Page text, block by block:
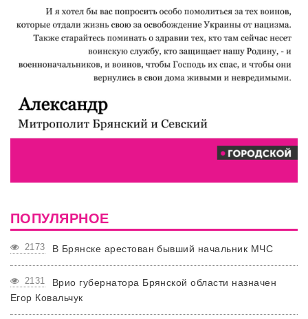
ПОПУЛЯРНОЕ
2173 В Брянске арестован бывший начальник МЧС
2131
Врио губернатора Брянской области назначен
Егор Ковальчук